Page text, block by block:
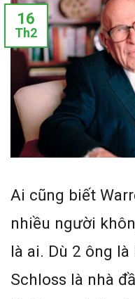
16
Th2
Ai cũng biết
nhiều người
là ai. Dù 2 ông
Schloss là nhà